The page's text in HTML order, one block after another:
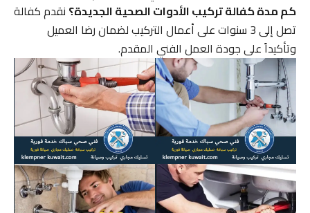
كم مدة كفالة تركيب الأدوات الصحية الجديدة؟نقدم كفالة
تصل إلى 3 سنوات على أعمال التركيب لضمان رضا العميل
وتأكيداً على جودة العمل الفني المقدم.